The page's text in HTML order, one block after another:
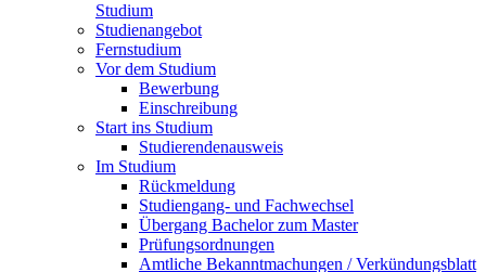
Studium
Studienangebot
Fernstudium
Vor dem Studium
Bewerbung
Einschreibung
Start ins Studium
Studierendenausweis
Im Studium
Rückmeldung
Studiengang- und Fachwechsel
Übergang Bachelor zum Master
Prüfungsordnungen
Amtliche Bekanntmachungen / Verkündungsblatt